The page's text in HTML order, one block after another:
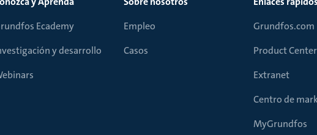
Ecademy
y desarrollo
Empleo
Casos
Grundfos.com
Product Center
Extranet
Centro de
MyGrundfos